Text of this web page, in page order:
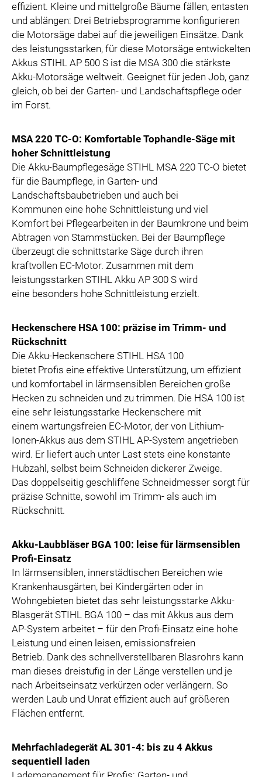
effizient. Kleine und mittelgroße Bäume fällen, entasten
und ablängen: Drei Betriebsprogramme konfigurieren
die Motorsäge dabei auf die jeweiligen Einsätze. Dank
des leistungsstarken, für diese Motorsäge entwickelten
Akkus STIHL AP 500 S ist die MSA 300 die stärkste
Akku-Motorsäge weltweit. Geeignet für jeden Job, ganz
gleich, ob bei der Garten- und Landschaftspflege oder
im Forst.
MSA 220 TC-O: Komfortable Tophandle-Säge mit
hoher Schnittleistung
Die Akku-Baumpflegesäge STIHL MSA 220 TC-O bietet
für die Baumpflege, in Garten- und
Landschaftsbaubetrieben und auch bei
Kommunen eine hohe Schnittleistung und viel
Komfort bei Pflegearbeiten in der Baumkrone und beim
Abtragen von Stammstücken. Bei der Baumpflege
überzeugt die schnittstarke Säge durch ihren
kraftvollen EC-Motor. Zusammen mit dem
leistungsstarken STIHL Akku AP 300 S wird
eine besonders hohe Schnittleistung erzielt.
Heckenschere HSA 100: präzise im Trimm- und
Rückschnitt
Die Akku-Heckenschere STIHL HSA 100
bietet Profis eine effektive Unterstützung, um effizient
und komfortabel in lärmsensiblen Bereichen große
Hecken zu schneiden und zu trimmen. Die HSA 100 ist
eine sehr leistungsstarke Heckenschere mit
einem wartungsfreien EC-Motor, der von Lithium-
Ionen-Akkus aus dem STIHL AP-System angetrieben
wird. Er liefert auch unter Last stets eine konstante
Hubzahl, selbst beim Schneiden dickerer Zweige.
Das doppelseitig geschliffene Schneidmesser sorgt für
präzise Schnitte, sowohl im Trimm- als auch im
Rückschnitt.
Akku-Laubbläser BGA 100: leise für lärmsensiblen
Profi-Einsatz
In lärmsensiblen, innerstädtischen Bereichen wie
Krankenhausgärten, bei Kindergärten oder in
Wohngebieten bietet das sehr leistungsstarke Akku-
Blasgerät STIHL BGA 100 – das mit Akkus aus dem
AP-System arbeitet – für den Profi-Einsatz eine hohe
Leistung und einen leisen, emissionsfreien
Betrieb. Dank des schnellverstellbaren Blasrohrs kann
man dieses dreistufig in der Länge verstellen und je
nach Arbeitseinsatz verkürzen oder verlängern. So
werden Laub und Unrat effizient auch auf größeren
Flächen entfernt.
Mehrfachladegerät AL 301-4: bis zu 4 Akkus
sequentiell laden